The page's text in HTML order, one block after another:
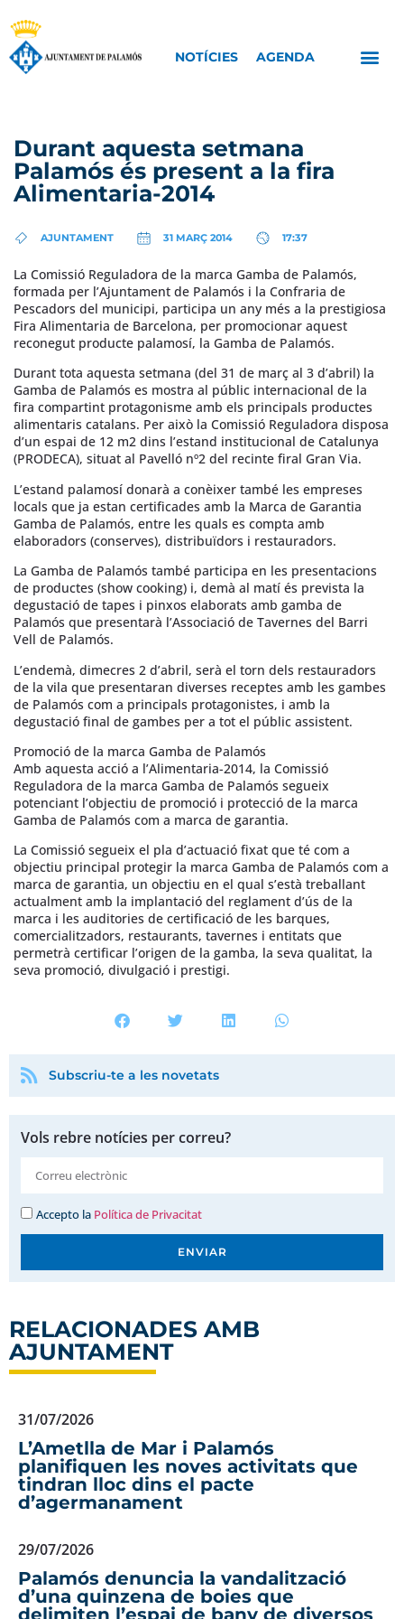
NOTÍCIES AGENDA
Durant aquesta setmana
Palamós és present a la fira
Alimentaria-2014
AJUNTAMENT 31 MARÇ 2014 17:37
La Comissió Reguladora de la marca Gamba de Palamós,
formada per l’Ajuntament de Palamós i la Confraria de
Pescadors del municipi, participa un any més a la prestigiosa
Fira Alimentaria de Barcelona, per promocionar aquest
reconegut producte palamosí, la Gamba de Palamós.
Durant tota aquesta setmana (del 31 de març al 3 d’abril) la
Gamba de Palamós es mostra al públic internacional de la
fira compartint protagonisme amb els principals productes
alimentaris catalans. Per això la Comissió Reguladora disposa
d’un espai de 12 m2 dins l’estand institucional de Catalunya
(PRODECA), situat al Pavelló nº2 del recinte firal Gran Via.
L’estand palamosí donarà a conèixer també les empreses
locals que ja estan certificades amb la Marca de Garantia
Gamba de Palamós, entre les quals es compta amb
elaboradors (conserves), distribuïdors i restauradors.
La Gamba de Palamós també participa en les presentacions
de productes (show cooking) i, demà al matí és prevista la
degustació de tapes i pinxos elaborats amb gamba de
Palamós que presentarà l’Associació de Tavernes del Barri
Vell de Palamós.
L’endemà, dimecres 2 d’abril, serà el torn dels restauradors
de la vila que presentaran diverses receptes amb les gambes
de Palamós com a principals protagonistes, i amb la
degustació final de gambes per a tot el públic assistent.
Promoció de la marca Gamba de Palamós
Amb aquesta acció a l’Alimentaria-2014, la Comissió
Reguladora de la marca Gamba de Palamós segueix
potenciant l’objectiu de promoció i protecció de la marca
Gamba de Palamós com a marca de garantia.
La Comissió segueix el pla d’actuació fixat que té com a
objectiu principal protegir la marca Gamba de Palamós com a
marca de garantia, un objectiu en el qual s’està treballant
actualment amb la implantació del reglament d’ús de la
marca i les auditories de certificació de les barques,
comercialitzadors, restaurants, tavernes i entitats que
permetrà certificar l’origen de la gamba, la seva qualitat, la
seva promoció, divulgació i prestigi.
Subscriu-te a les novetats
Vols rebre notícies per correu?
Accepto la Política de Privacitat
ENVIAR
RELACIONADES AMB
AJUNTAMENT
31/07/2026
L’Ametlla de Mar i Palamós
planifiquen les noves activitats que
tindran lloc dins el pacte
d’agermanament
29/07/2026
Palamós denuncia la vandalització
d’una quinzena de boies que
delimiten l’espai de bany de diversos